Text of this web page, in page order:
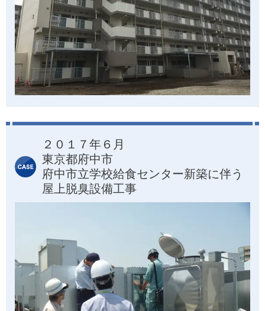
２０１７年６月
東京都府中市
府中市立学校給食センター新築に伴う
屋上脱臭設備工事